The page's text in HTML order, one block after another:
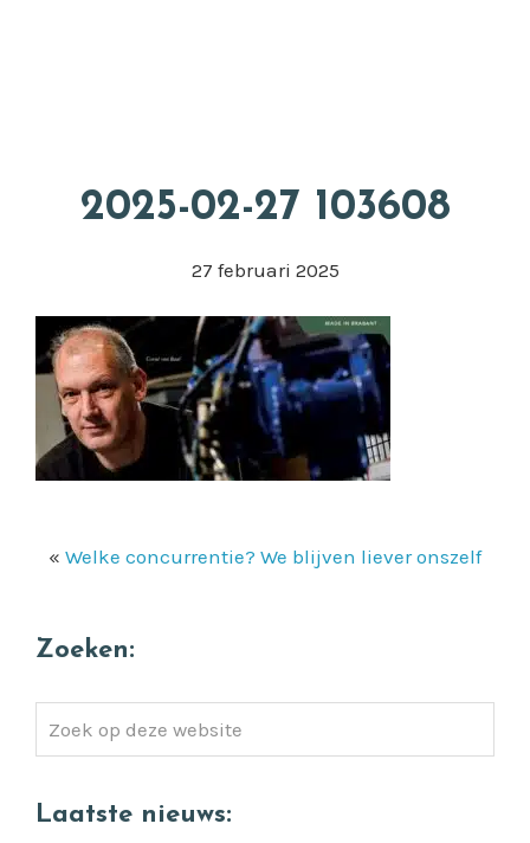
2025-02-27 103608
27 februari 2025
« Welke concurrentie? We blijven liever onszelf
Zoeken:
Zoek
op
website
Laatste nieuws: